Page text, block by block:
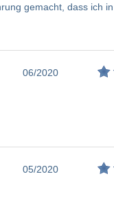
gemacht, dass ich
06/2020
05/2020